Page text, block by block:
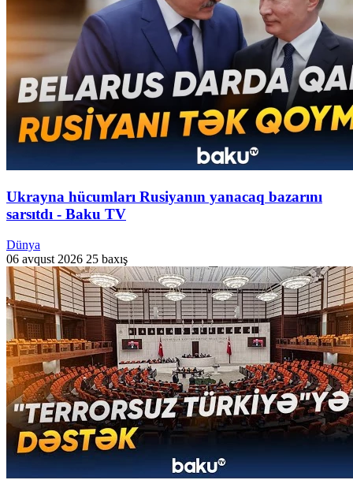
Ukrayna hücumları Rusiyanın yanacaq bazarını
sarsıtdı - Baku TV
Dünya
06 avqust 2026 25 baxış